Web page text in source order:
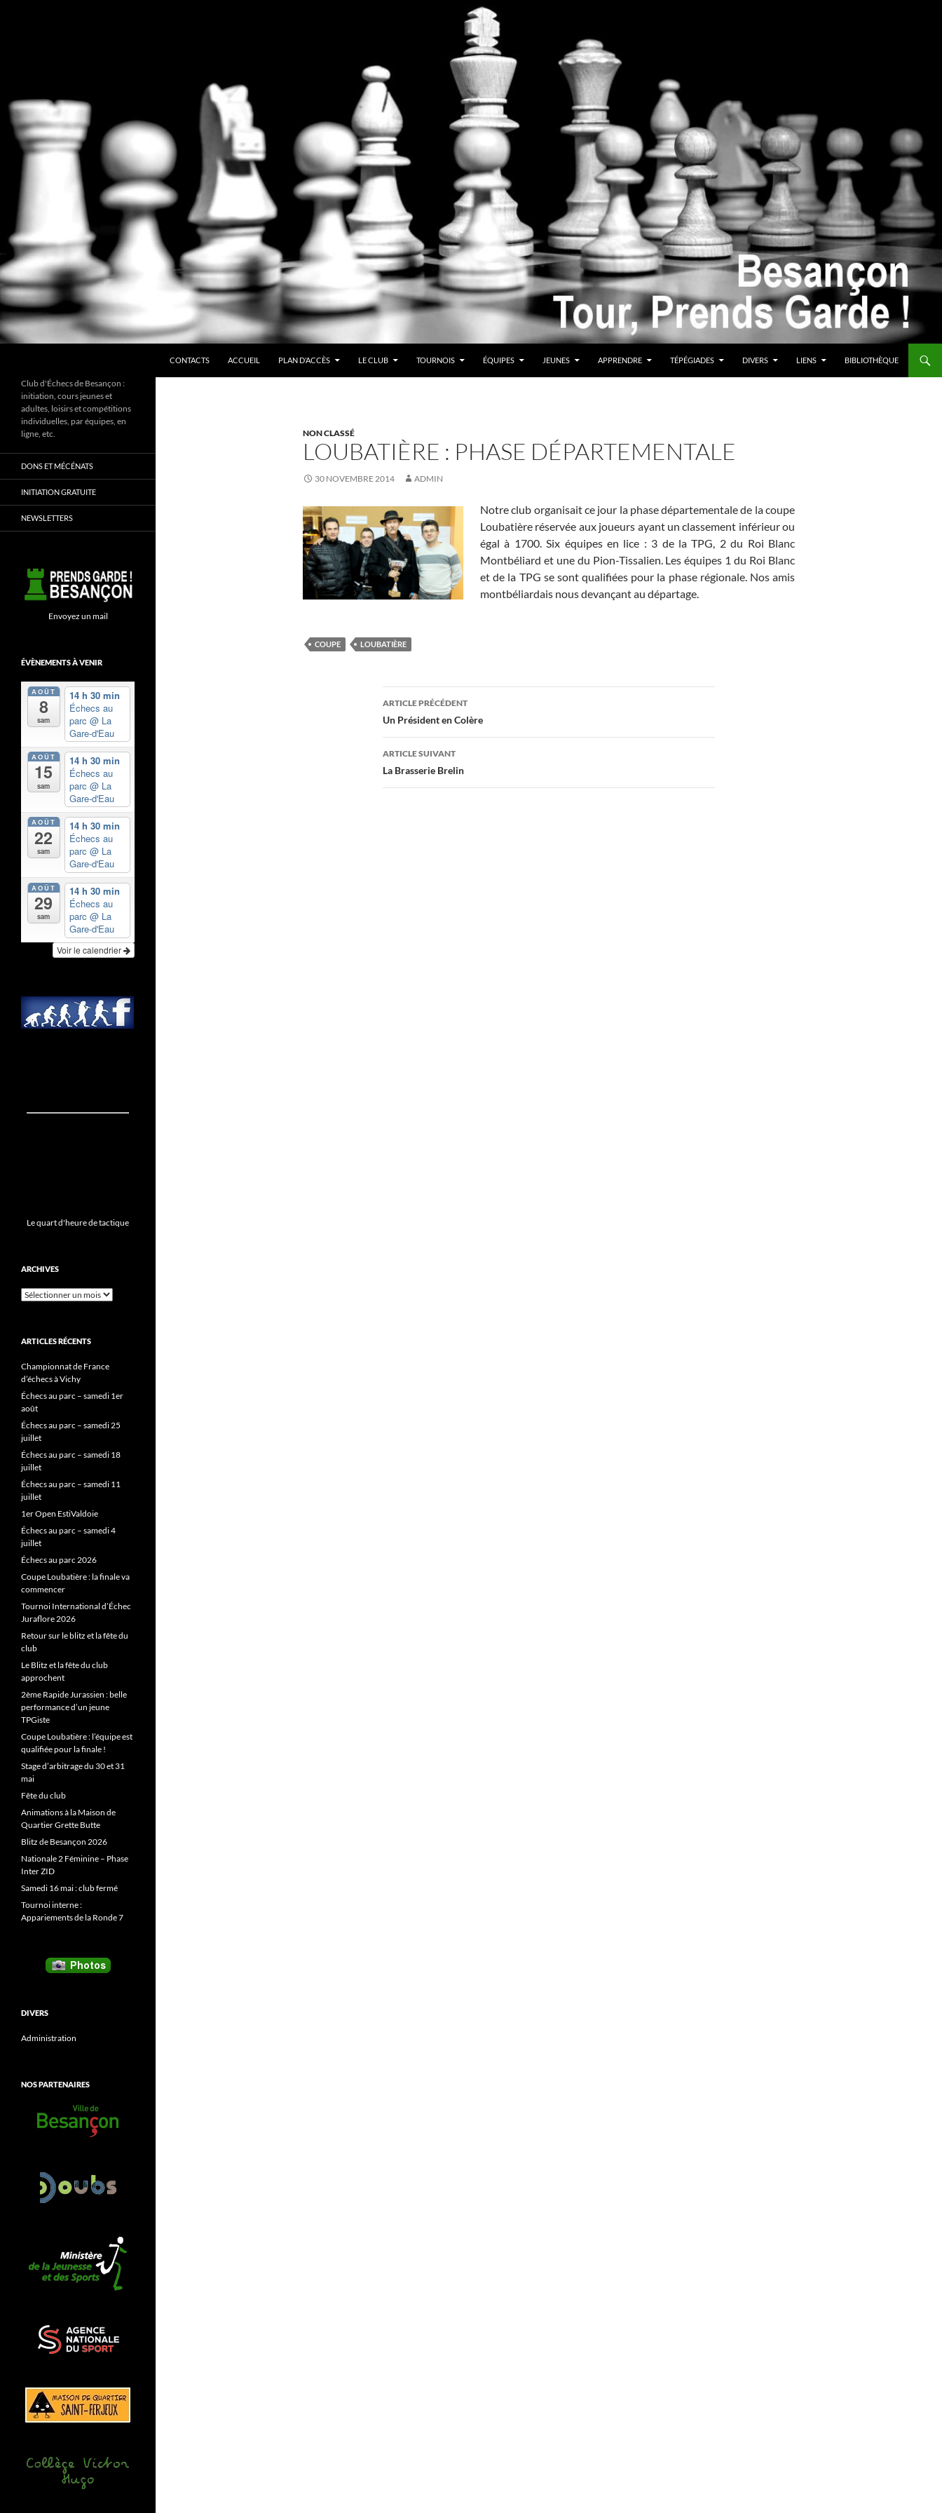
CONTACTS
ACCUEIL PLAN D’ACCÈS LE CLUB TOURNOIS ÉQUIPES JEUNES APPRENDRE TÉPÉGIADES DIVERS LIENS BIBLIOTHÈQUE
NON CLASSÉ
LOUBATIÈRE : PHASE DÉPARTEMENTALE
30 NOVEMBRE 2014 ADMIN
Notre club organisait ce jour la phase départementale de la coupe
Loubatière réservée aux joueurs ayant un classement inférieur ou
égal à 1700. Six équipes en lice : 3 de la TPG, 2 du Roi Blanc
Montbéliard et une du Pion-Tissalien. Les équipes 1 du Roi Blanc
et de la TPG se sont qualifiées pour la phase régionale. Nos amis
montbéliardais nous devançant au départage.
COUPE LOUBATIÈRE
Navigation
des
articles
ARTICLE PRÉCÉDENT
Un Président en Colère
ARTICLE SUIVANT
La Brasserie Brelin
Club d'Échecs de Besançon :
initiation, cours jeunes et
adultes, loisirs et compétitions
individuelles, par équipes, en
ligne, etc.
DONS ET MÉCÉNATS
INITIATION GRATUITE
NEWSLETTERS
Envoyez un mail
ÉVÈNEMENTS À VENIR
AOÛT
8
sam
14 h 30 min
Échecs au
parc @ La
Gare-d'Eau
AOÛT
15
sam
14 h 30 min
Échecs au
parc @ La
Gare-d'Eau
AOÛT
22
sam
14 h 30 min
Échecs au
parc @ La
Gare-d'Eau
AOÛT
29
sam
14 h 30 min
Échecs au
parc @ La
Gare-d'Eau
Voir le calendrier
Le quart d'heure de tactique
ARCHIVES
Archives
ARTICLES RÉCENTS
Championnat de France
d’échecs à Vichy
Échecs au parc – samedi 1er
août
Échecs au parc – samedi 25
juillet
Échecs au parc – samedi 18
juillet
Échecs au parc – samedi 11
juillet
1er Open EstiValdoie
Échecs au parc – samedi 4
juillet
Échecs au parc 2026
Coupe Loubatière : la finale va
commencer
Tournoi International d’Échec
Juraflore 2026
Retour sur le blitz et la fête du
club
Le Blitz et la fête du club
approchent
2ème Rapide Jurassien : belle
performance d’un jeune
TPGiste
Coupe Loubatière : l’équipe est
qualifiée pour la finale !
Stage d’arbitrage du 30 et 31
mai
Fête du club
Animations à la Maison de
Quartier Grette Butte
Blitz de Besançon 2026
Nationale 2 Féminine – Phase
Inter ZID
Samedi 16 mai : club fermé
Tournoi interne :
Appariements de la Ronde 7
DIVERS
Administration
NOS PARTENAIRES